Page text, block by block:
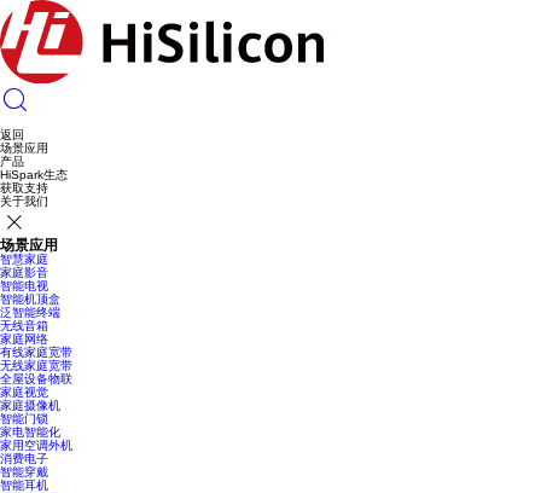
返回
场景应用
产品
HiSpark生态
获取支持
关于我们
场景应用
智慧家庭
家庭影音
智能电视
智能机顶盒
泛智能终端
无线音箱
家庭网络
有线家庭宽带
无线家庭宽带
全屋设备物联
家庭视觉
家庭摄像机
智能门锁
家电智能化
家用空调外机
消费电子
智能穿戴
智能耳机